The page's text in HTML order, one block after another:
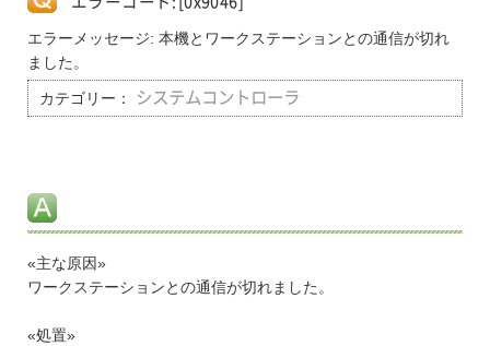
エラーメッセージ: 本機とワークステーションとの通信が切れ
ました。
カテゴリー： システムコントローラ
«主な原因»
ワークステーションとの通信が切れました。
«処置»